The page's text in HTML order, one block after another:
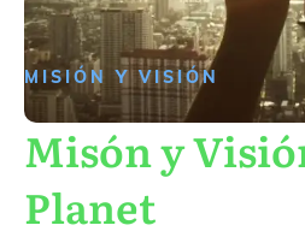
MISIÓN Y VISIÓN
Misón y
Planet